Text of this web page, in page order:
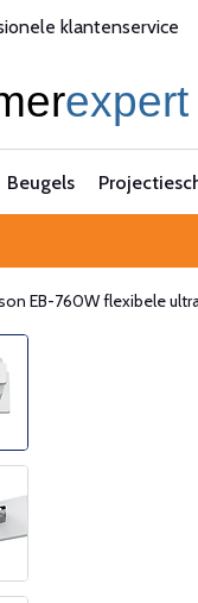
Originele
Beugels
EB-760W flexibele